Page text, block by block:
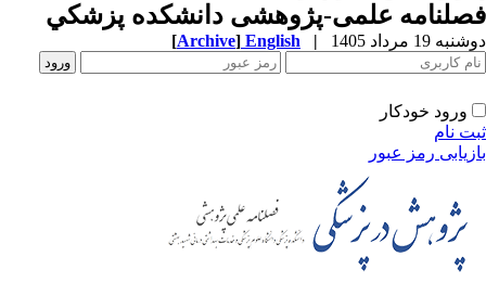
علمی-پژوهشی دانشکده پزشکي
19 مرداد 1405 |
English
[Archive]
ورود خودکار
نام
رمز عبور